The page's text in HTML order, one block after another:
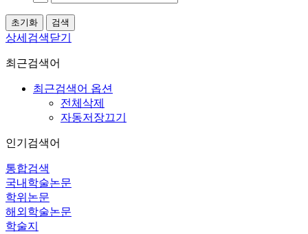
상세검색닫기
최근검색어
최근검색어 옵션
전체삭제
자동저장끄기
인기검색어
통합검색
국내학술논문
학위논문
해외학술논문
학술지